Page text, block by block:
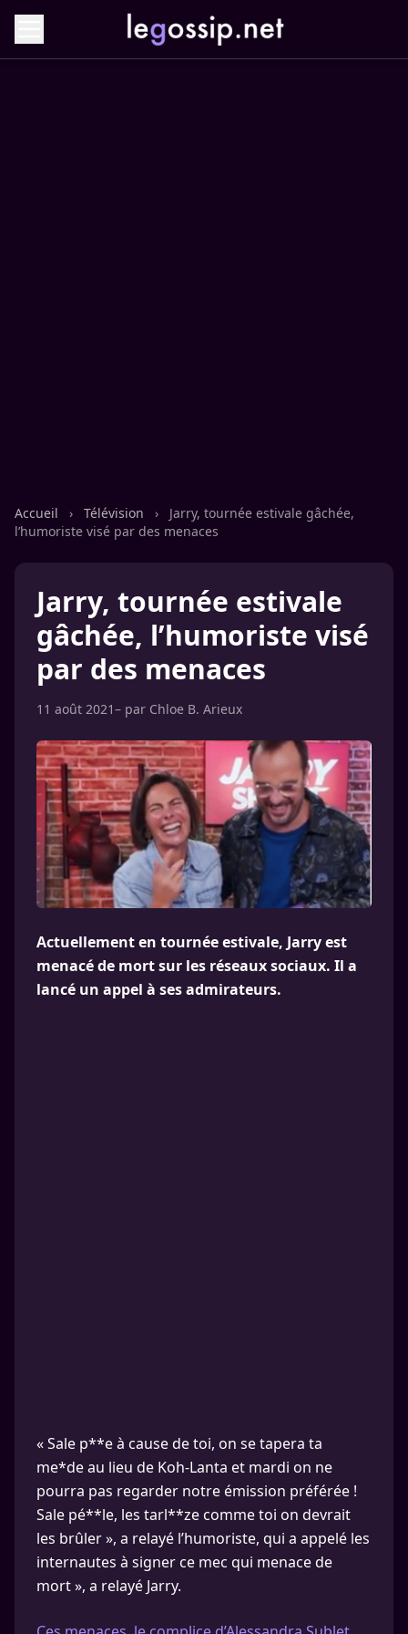
Accueil › Télévision ›
Jarry, tournée estivale gâchée,
l’humoriste visé par des menaces
Jarry, tournée estivale
gâchée, l’humoriste visé
par des menaces
11 août 2021– par Chloe B. Arieux
Actuellement en tournée estivale, Jarry est
menacé de mort sur les réseaux sociaux. Il a
lancé un appel à ses admirateurs.
« Sale p**e à cause de toi, on se tapera ta
me*de au lieu de Koh-Lanta et mardi on ne
pourra pas regarder notre émission préférée !
Sale pé**le, les tarl**ze comme toi on devrait
les brûler », a relayé l’humoriste, qui a appelé les
internautes à signer ce mec qui menace de
mort », a relayé Jarry.